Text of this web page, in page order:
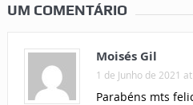
UM COMENTÁRIO
Moisés Gil
1 de Junho de 2021
Parabéns mts